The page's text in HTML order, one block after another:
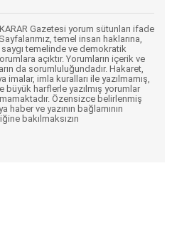
KARAR Gazetesi yorum sütunları ifade
temel insan haklarına,
temelinde ve demokratik
açıktır. Yorumların içerik ve
da sorumluluğundadır. Hakaret,
imla kuralları ile yazılmamış,
büyük harflerle yazılmış yorumlar
Özensizce belirlenmiş
haber ve yazının bağlamının
bakılmaksızın